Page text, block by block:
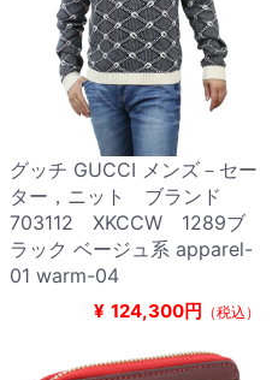
グッチ GUCCI メンズ－セー
ター，ニット ブランド
703112 XKCCW 1289ブ
ラック ベージュ系 apparel-
01 warm-04
¥ 124,300円 （税込）